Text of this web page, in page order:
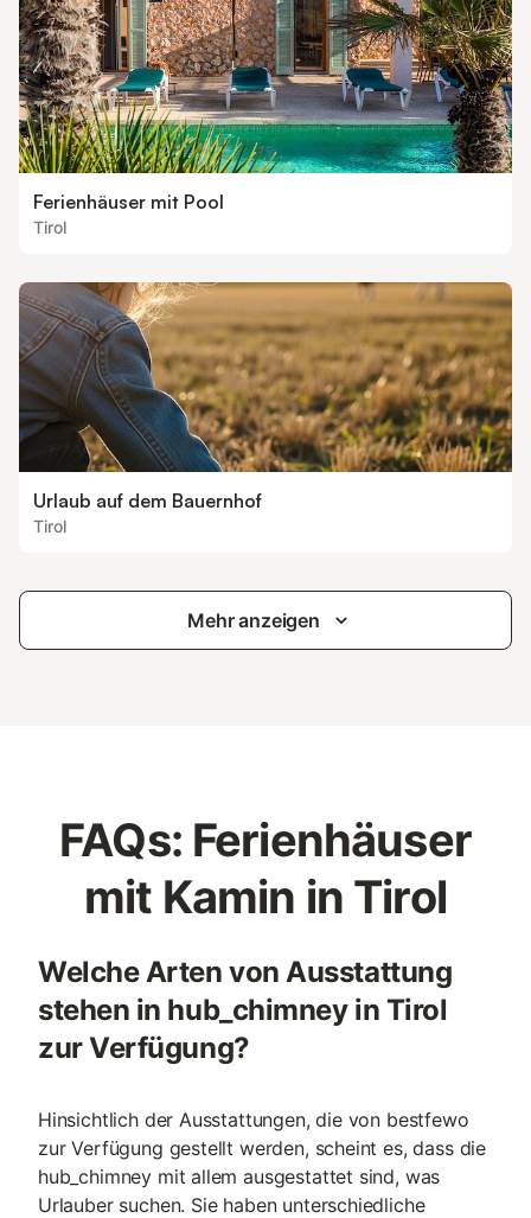
Ferienhäuser mit Pool
Tirol
Urlaub auf dem Bauernhof
Tirol
Mehr anzeigen
FAQs: Ferienhäuser
mit Kamin in Tirol
Welche Arten von Ausstattung
stehen in hub_chimney in Tirol
zur Verfügung?
Hinsichtlich der Ausstattungen, die von bestfewo
zur Verfügung gestellt werden, scheint es, dass die
hub_chimney mit allem ausgestattet sind, was
Urlauber suchen. Sie haben unterschiedliche